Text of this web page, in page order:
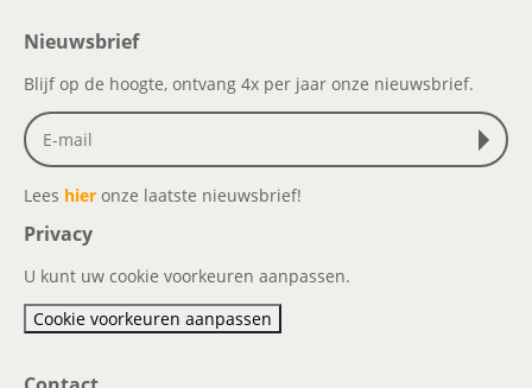
Nieuwsbrief
Blijf op de hoogte, ontvang 4x per jaar onze nieuwsbrief.
Lees hier onze laatste nieuwsbrief!
Privacy
U kunt uw cookie voorkeuren aanpassen.
Cookie voorkeuren aanpassen